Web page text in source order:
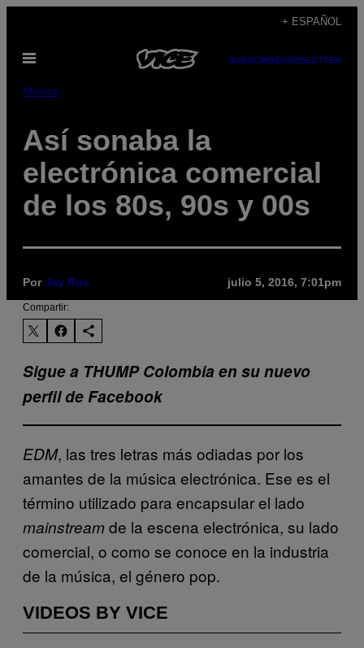
contenido
+ ESPAÑOL
Abrir
SUBSCRIBENEWSLETTER
Música
Así sonaba la
electrónica comercial
de los 80s, 90s y 00s
PorJay Ros julio 5, 2016, 7:01pm
Compartir:
Sigue a THUMP Colombia en su nuevo
perfil de Facebook
EDM, las tres letras más odiadas por los
amantes de la música electrónica. Ese es el
término utilizado para encapsular el lado
mainstreamde la escena electrónica, su lado
comercial, o como se conoce en la industria
de la música, el género pop.
VIDEOS BY VICE